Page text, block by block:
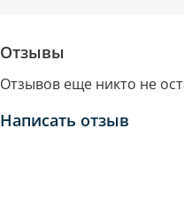
Отзывы
Отзывов еще никто не
Написать отзыв